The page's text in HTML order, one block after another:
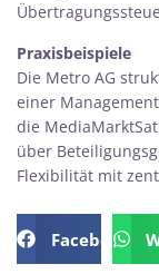
Praxisbeispiele
Die Metro AG
einer
die
über
Flexibilität mit
Facebook